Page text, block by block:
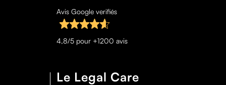
Avis Google verifiés
4,8/5 pour +1200 avis
Le Legal Care